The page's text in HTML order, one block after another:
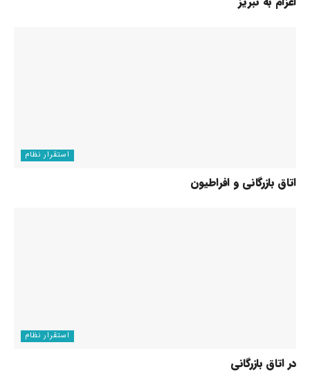
استقرار نظام
اتاق بازرگانی و افراطیون
استقرار نظام
در اتاق بازرگانی